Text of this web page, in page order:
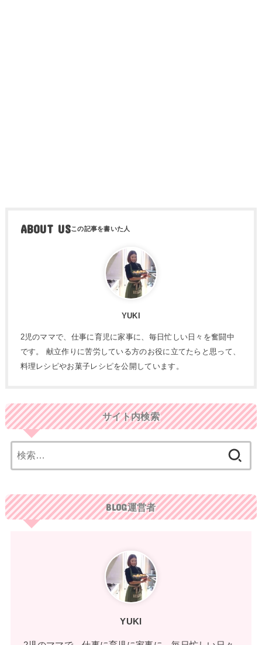
ABOUT US
YUKI
2児のママで、仕事に育児に家事に、毎日忙しい日々を奮闘中
です。 献立作りに苦労している方のお役に立てたらと思って、
料理レシピやお菓子レシピを公開しています。
サイト内検索
索:
BLOG運営者
YUKI